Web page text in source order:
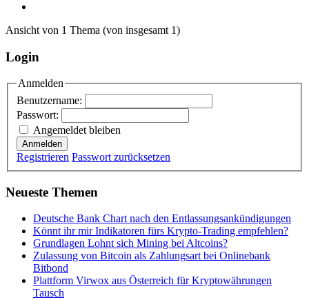
Ansicht von 1 Thema (von insgesamt 1)
Login
Anmelden
Benutzername:
Passwort:
Angemeldet bleiben
Anmelden
Registrieren Passwort zurücksetzen
Neueste Themen
Deutsche Bank Chart nach den Entlassungsankündigungen
Könnt ihr mir Indikatoren fürs Krypto-Trading empfehlen?
Grundlagen Lohnt sich Mining bei Altcoins?
Zulassung von Bitcoin als Zahlungsart bei Onlinebank
Bitbond
Plattform Virwox aus Österreich für Kryptowährungen
Tausch